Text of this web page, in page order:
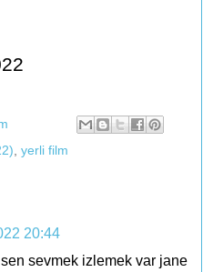
yerli film
20:44
sevmek izlemek var jane